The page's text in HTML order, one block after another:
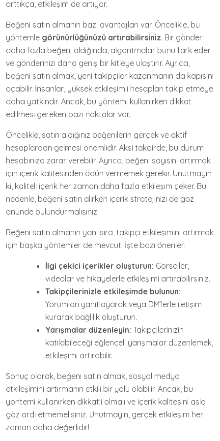
arttıkça, etkileşim de artıyor.
Beğeni satın almanın bazı avantajları var. Öncelikle, bu
yöntemle görünürlüğünüzü artırabilirsiniz. Bir gönderi
daha fazla beğeni aldığında, algoritmalar bunu fark eder
ve gönderinizi daha geniş bir kitleye ulaştırır. Ayrıca,
beğeni satın almak, yeni takipçiler kazanmanın da kapısını
açabilir. İnsanlar, yüksek etkileşimli hesapları takip etmeye
daha yatkındır. Ancak, bu yöntemi kullanırken dikkat
edilmesi gereken bazı noktalar var.
Öncelikle, satın aldığınız beğenilerin gerçek ve aktif
hesaplardan gelmesi önemlidir. Aksi takdirde, bu durum
hesabınıza zarar verebilir. Ayrıca, beğeni sayısını artırmak
için içerik kalitesinden ödün vermemek gerekir. Unutmayın
ki, kaliteli içerik her zaman daha fazla etkileşim çeker. Bu
nedenle, beğeni satın alırken içerik stratejinizi de göz
önünde bulundurmalısınız.
Beğeni satın almanın yanı sıra, takipçi etkileşimini artırmak
için başka yöntemler de mevcut. İşte bazı öneriler:
İlgi çekici içerikler oluşturun: Görseller,
videolar ve hikayelerle etkileşimi artırabilirsiniz.
Takipçilerinizle etkileşimde bulunun:
Yorumları yanıtlayarak veya DM’lerle iletişim
kurarak bağlılık oluşturun.
Yarışmalar düzenleyin: Takipçilerinizin
katılabileceği eğlenceli yarışmalar düzenlemek,
etkileşimi artırabilir.
Sonuç olarak, beğeni satın almak, sosyal medya
etkileşimini artırmanın etkili bir yolu olabilir. Ancak, bu
yöntemi kullanırken dikkatli olmalı ve içerik kalitesini asla
göz ardı etmemelisiniz. Unutmayın, gerçek etkileşim her
zaman daha değerlidir!